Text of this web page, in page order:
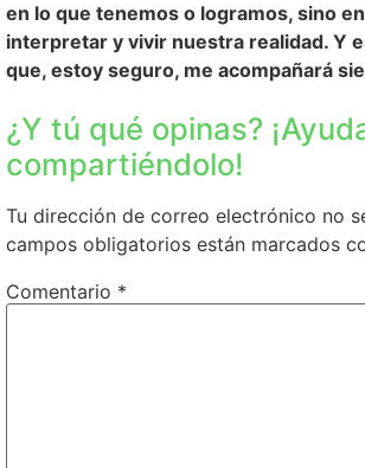
en lo que tenemos o logramos, sino
interpretar y vivir nuestra realidad. Y
que, estoy seguro, me acompañará
¿Y tú qué opinas?
compartiéndolo!
Tu dirección de correo electrónico no
campos obligatorios están marcados
Comentario *